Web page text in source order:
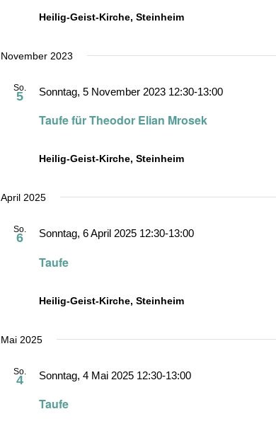
Heilig-Geist-Kirche, Steinheim
November 2023
So.
5
Taufe für Theodor Elian Mrosek
Sonntag, 5 November 2023 12:30-13:00
Heilig-Geist-Kirche, Steinheim
April 2025
So.
6
Taufe
Sonntag, 6 April 2025 12:30-13:00
Heilig-Geist-Kirche, Steinheim
Mai 2025
So.
4
Taufe
Sonntag, 4 Mai 2025 12:30-13:00